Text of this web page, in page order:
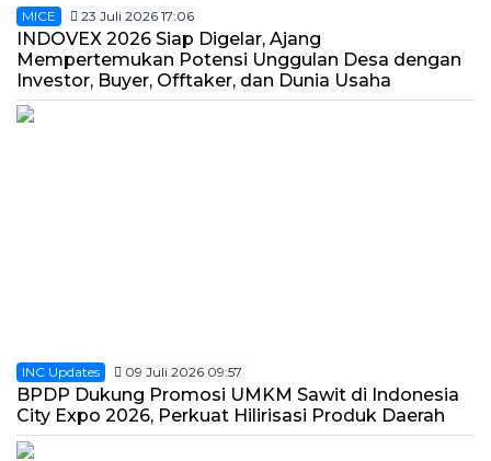
MICE 23 Juli 2026 17:06
INDOVEX 2026 Siap Digelar, Ajang
Mempertemukan Potensi Unggulan Desa dengan
Investor, Buyer, Offtaker, dan Dunia Usaha
INC Updates 09 Juli 2026 09:57
BPDP Dukung Promosi UMKM Sawit di Indonesia
City Expo 2026, Perkuat Hilirisasi Produk Daerah